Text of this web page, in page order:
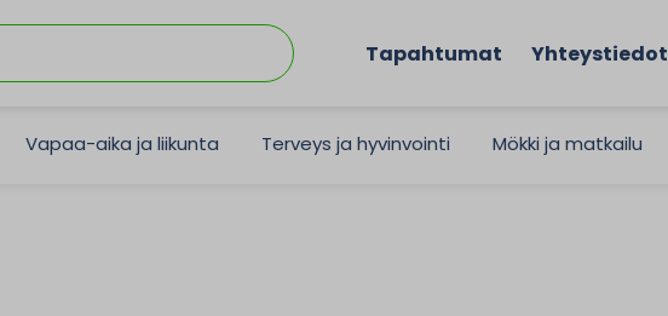
Tapahtumat Yhteystiedot
Vapaa-aika ja liikunta Terveys ja hyvinvointi Mökki ja matkailu